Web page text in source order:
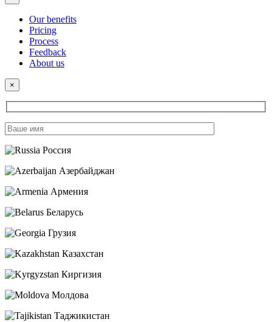
Our benefits
Pricing
Process
Feedback
About us
×
Россия
Азербайджан
Армения
Беларусь
Грузия
Казахстан
Киргизия
Молдова
Таджикистан